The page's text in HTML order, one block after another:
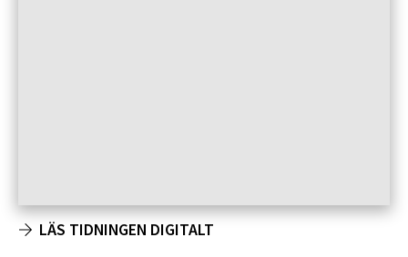
LÄS TIDNINGEN DIGITALT